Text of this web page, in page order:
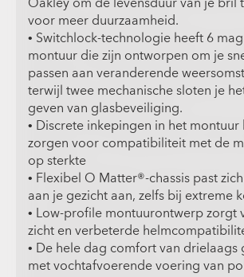
voor meer duurzaamheid.
• Switchlock-technologie heeft 6
montuur die zijn ontworpen om je
passen aan veranderende
terwijl twee mechanische sloten je
geven van glasbeveiliging.
• Discrete inkepingen in het
zorgen voor compatibiliteit met de
op sterkte
• Flexibel O Matter®-chassis past
aan je gezicht aan, zelfs bij extreme
• Low-profile montuurontwerp zorgt
zicht en verbeterde
• De hele dag comfort van drielaags
met vochtafvoerende voering van